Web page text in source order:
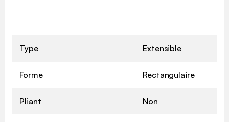
Type Extensible
Forme Rectangulaire
Pliant Non